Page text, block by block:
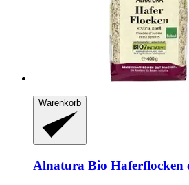
Warenkorb
Alnatura Bio Haferflocken